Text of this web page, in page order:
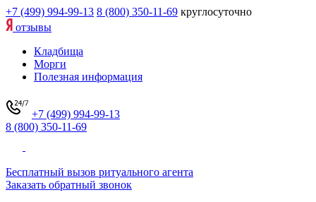
+7 (499) 994-99-13 8 (800) 350-11-69 круглосуточно
отзывы
Кладбища
Морги
Полезная информация
+7 (499) 994-99-13
8 (800) 350-11-69
Бесплатный вызов ритуального агента
Заказать обратный звонок